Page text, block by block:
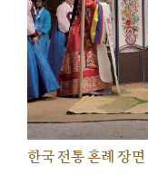
한국 전통 혼례 장면